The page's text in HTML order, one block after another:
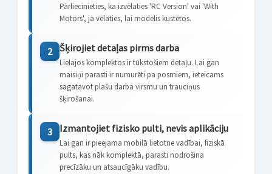
Pārliecinieties, ka izvēlaties 'RC Version' vai 'With
Motors', ja vēlaties, lai modelis kustētos.
2 Šķirojiet detaļas pirms darba
Lielajos komplektos ir tūkstošiem detaļu. Lai gan
maisiņi parasti ir numurēti pa posmiem, ieteicams
sagatavot plašu darba virsmu un trauciņus
šķirošanai.
3 Izmantojiet fizisko pulti, nevis aplikāciju
Lai gan ir pieejama mobilā lietotne vadībai, fiziskā
pults, kas nāk komplektā, parasti nodrošina
precīzāku un atsaucīgāku vadību.